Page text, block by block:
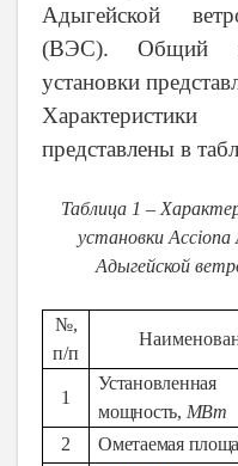
Адыгейской
(ВЭС). Общий
установки
представлены в
Таблица 1 –
установки Acciona
Адыгейской
№,
п/п
1
Установленная
мощность, МВт
2 Ометаемая